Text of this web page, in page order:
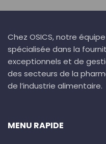
Chez OSICS, notre
spécialisée dans la
exceptionnels et de
des secteurs de la
de l’industrie alimentaire.
MENU RAPIDE